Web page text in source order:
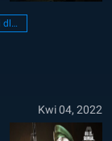
Wskazówki dla początkujących
Kwi 04, 2022